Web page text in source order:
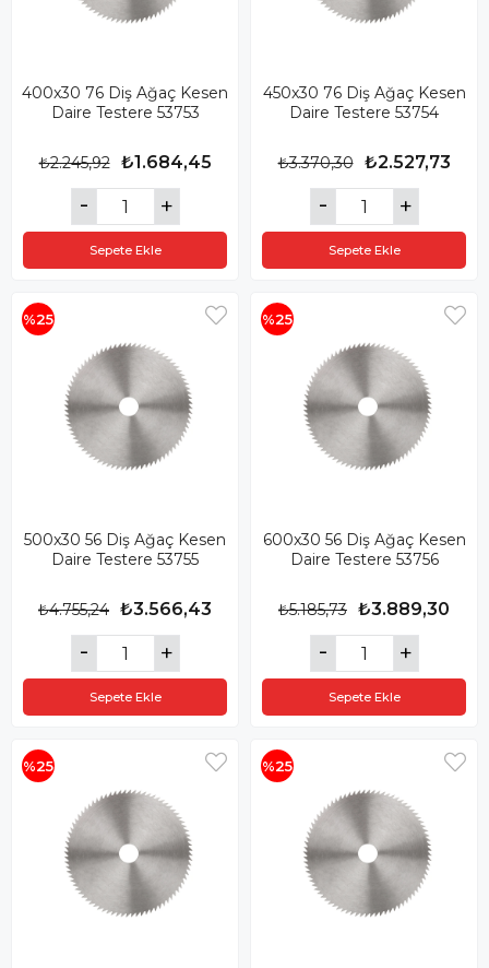
400x30 76 Diş Ağaç Kesen
Daire Testere 53753
₺1.684,45
₺2.245,92
Sepete Ekle
450x30 76 Diş Ağaç Kesen
Daire Testere 53754
₺2.527,73
₺3.370,30
Sepete Ekle
500x30 56 Diş Ağaç Kesen
Daire Testere 53755
₺3.566,43
₺4.755,24
Sepete Ekle
%25
600x30 56 Diş Ağaç Kesen
Daire Testere 53756
₺3.889,30
₺5.185,73
Sepete Ekle
%25
%25 %25